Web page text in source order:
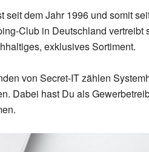
seit dem Jahr 1996 und somit
Club in Deutschland
exklusives Sortiment.
von Secret-IT zählen
Dabei hast Du als